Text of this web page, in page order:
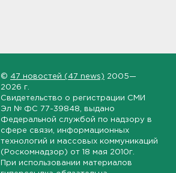
© 47 новостей (47 news) 2005—
2026 г.
Свидетельство о регистрации СМИ
Эл № ФС 77-39848 , выдано
Федеральной службой по надзору в
сфере связи, информационных
технологий и массовых коммуникаций
(Роскомнадзор) от 18 мая 2010г.
При использовании материалов